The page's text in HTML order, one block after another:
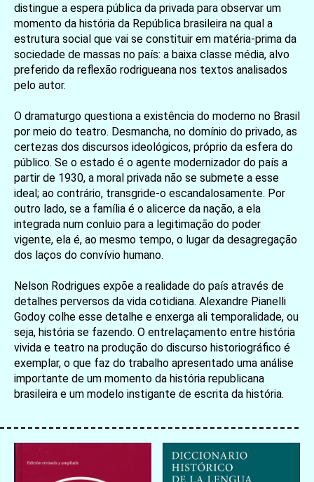
distingue a espera pública da privada para observar um
momento da história da República brasileira na qual a
estrutura social que vai se constituir em matéria-prima da
sociedade de massas no país: a baixa classe média, alvo
preferido da reflexão rodrigueana nos textos analisados
pelo autor.
O dramaturgo questiona a existência do moderno no Brasil
por meio do teatro. Desmancha, no domínio do privado, as
certezas dos discursos ideológicos, próprio da esfera do
público. Se o estado é o agente modernizador do país a
partir de 1930, a moral privada não se submete a esse
ideal; ao contrário, transgride-o escandalosamente. Por
outro lado, se a família é o alicerce da nação, a ela
integrada num conluio para a legitimação do poder
vigente, ela é, ao mesmo tempo, o lugar da desagregação
dos laços do convívio humano.
Nelson Rodrigues expõe a realidade do país através de
detalhes perversos da vida cotidiana. Alexandre Pianelli
Godoy colhe esse detalhe e enxerga ali temporalidade, ou
seja, história se fazendo. O entrelaçamento entre história
vivida e teatro na produção do discurso historiográfico é
exemplar, o que faz do trabalho apresentado uma análise
importante de um momento da história republicana
brasileira e um modelo instigante de escrita da história.